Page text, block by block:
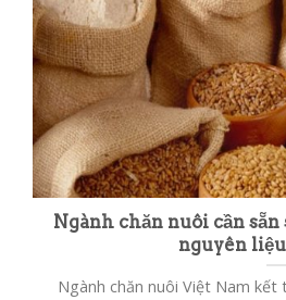
Ngành chăn nuôi cần
nguyên
Ngành chăn nuôi Việt Nam kết